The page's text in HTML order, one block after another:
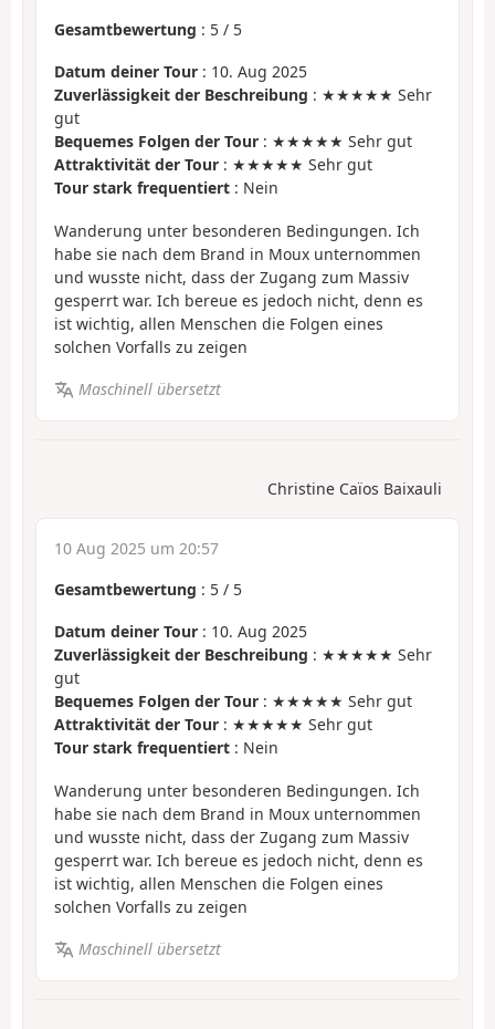
Gesamtbewertung : 5 / 5
Datum deiner Tour : 10. Aug 2025
Zuverlässigkeit der Beschreibung : ★★★★★ Sehr
gut
Bequemes Folgen der Tour : ★★★★★ Sehr gut
Attraktivität der Tour : ★★★★★ Sehr gut
Tour stark frequentiert : Nein
Wanderung unter besonderen Bedingungen. Ich
habe sie nach dem Brand in Moux unternommen
und wusste nicht, dass der Zugang zum Massiv
gesperrt war. Ich bereue es jedoch nicht, denn es
ist wichtig, allen Menschen die Folgen eines
solchen Vorfalls zu zeigen
Maschinell übersetzt
Christine Caïos Baixauli
10 Aug 2025 um 20:57
Gesamtbewertung : 5 / 5
Datum deiner Tour : 10. Aug 2025
Zuverlässigkeit der Beschreibung : ★★★★★ Sehr
gut
Bequemes Folgen der Tour : ★★★★★ Sehr gut
Attraktivität der Tour : ★★★★★ Sehr gut
Tour stark frequentiert : Nein
Wanderung unter besonderen Bedingungen. Ich
habe sie nach dem Brand in Moux unternommen
und wusste nicht, dass der Zugang zum Massiv
gesperrt war. Ich bereue es jedoch nicht, denn es
ist wichtig, allen Menschen die Folgen eines
solchen Vorfalls zu zeigen
Maschinell übersetzt